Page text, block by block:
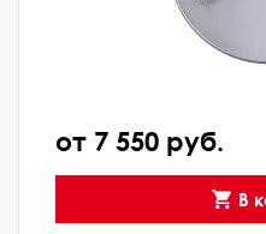
от 7 550 руб.
В